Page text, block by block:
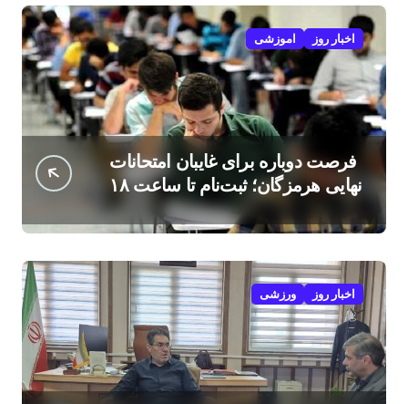
اخبار روز اموزشی
فرصت دوباره برای غایبان امتحانات
نهایی هرمزگان؛ ثبت‌نام تا ساعت ۱۸
امروز
اخبار روز ورزشی